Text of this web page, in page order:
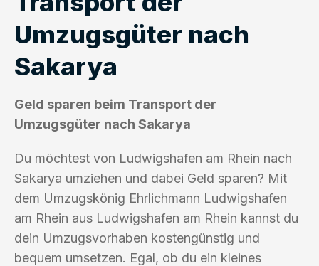
Umzugsgüter nach
Sakarya
Geld sparen beim Transport der
Umzugsgüter nach Sakarya
Du möchtest von Ludwigshafen am Rhein nach
Sakarya umziehen und dabei Geld sparen? Mit
dem Umzugskönig Ehrlichmann Ludwigshafen
am Rhein aus Ludwigshafen am Rhein kannst du
dein Umzugsvorhaben kostengünstig und
bequem umsetzen. Egal, ob du ein kleines